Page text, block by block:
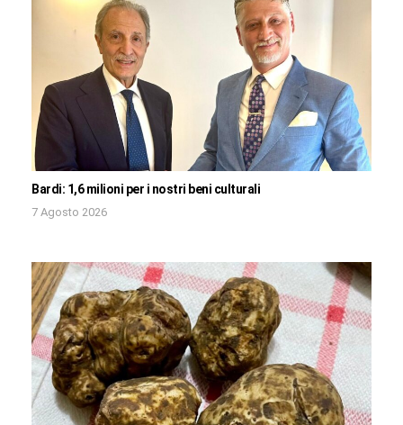
Bardi: 1,6 milioni per i nostri beni culturali
7 Agosto 2026